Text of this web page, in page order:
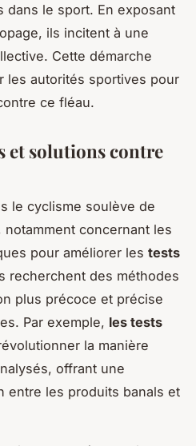
dans le sport. En exposant
ils incitent à une
Cette démarche
les autorités sportives pour
ce fléau.
et solutions contre
le cyclisme soulève de
concernant les
pour améliorer les tests
recherchent des méthodes
plus précoce et précise
Par exemple, les tests
la manière
offrant une
entre les produits banals et